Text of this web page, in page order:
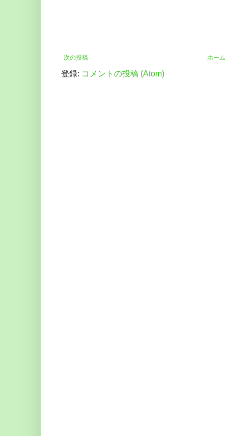
次の投稿 ホーム
登録: コメントの投稿 (Atom)